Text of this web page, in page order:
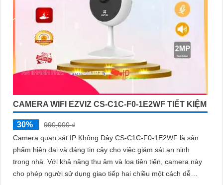
CAMERA WIFI EZVIZ CS-C1C-F0-1E2WF TIẾT KIỆM
30%
990,000 ₫
Camera quan sát IP Không Dây CS-C1C-F0-1E2WF là sản
phẩm hiện đại và đáng tin cậy cho việc giám sát an ninh
trong nhà. Với khả năng thu âm và loa tiên tiến, camera này
cho phép người sử dụng giao tiếp hai chiều một cách dễ